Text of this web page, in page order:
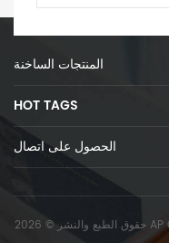
المنتجات الساخنة
HOT TAGS
الحصول على اتصال